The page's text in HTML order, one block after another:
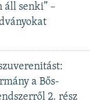
áll senki” –
a Bős-
2. rész